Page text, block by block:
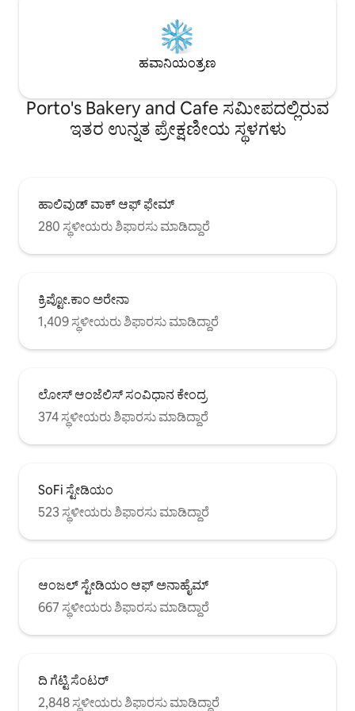
ಹವಾನಿಯಂತ್ರಣ
Porto's Bakery and Cafe ಸಮೀಪದಲ್ಲಿರುವ
ಇತರ ಉನ್ನತ ಪ್ರೇಕ್ಷಣೀಯ ಸ್ಥಳಗಳು
ಹಾಲಿವುಡ್ ವಾಕ್ ಆಫ್ ಫೇಮ್
280 ಸ್ಥಳೀಯರು ಶಿಫಾರಸು ಮಾಡಿದ್ದಾರೆ
ಕ್ರಿಪ್ಟೋ.ಕಾಂ ಅರೇನಾ
1,409 ಸ್ಥಳೀಯರು ಶಿಫಾರಸು ಮಾಡಿದ್ದಾರೆ
ಲೋಸ್ ಆಂಜೆಲಿಸ್ ಸಂವಿಧಾನ ಕೇಂದ್ರ
374 ಸ್ಥಳೀಯರು ಶಿಫಾರಸು ಮಾಡಿದ್ದಾರೆ
SoFi ಸ್ಟೇಡಿಯಂ
523 ಸ್ಥಳೀಯರು ಶಿಫಾರಸು ಮಾಡಿದ್ದಾರೆ
ಆಂಜಲ್ ಸ್ಟೇಡಿಯಂ ಆಫ್ ಅನಾಹೈಮ್
667 ಸ್ಥಳೀಯರು ಶಿಫಾರಸು ಮಾಡಿದ್ದಾರೆ
ದಿ ಗೆಟ್ಟಿ ಸೆಂಟರ್
2,848 ಸ್ಥಳೀಯರು ಶಿಫಾರಸು ಮಾಡಿದ್ದಾರೆ